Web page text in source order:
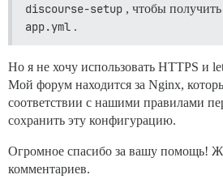
discourse-setup , чтобы
app.yml .
Но я не хочу использовать HTTPS и
Мой форум находится за Nginx,
соответствии с нашими правилами
сохранить эту конфигурацию.
Огромное спасибо за вашу помощь!
комментариев.